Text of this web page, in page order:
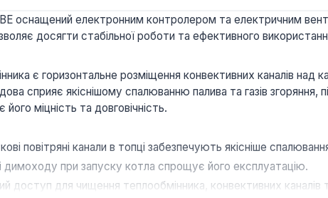
оснащений електронним контролером та електричним
досягти стабільної роботи та ефективного
є горизонтальне розміщення конвективних каналів над
сприяє якіснішому спалюванню палива та газів
міцність та довговічність.
повітряні канали в топці забезпечують якісніше
димоходу при запуску котла спрощує його експлуатацію.
доступ для чищення теплообмінника, конвективних каналів